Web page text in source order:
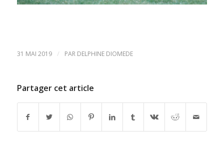
31 MAI 2019 / PAR DELPHINE DIOMEDE
Partager cet article